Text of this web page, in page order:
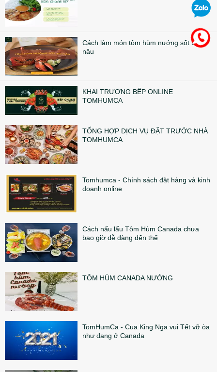
Cách làm món tôm hùm nướng sốt bơ
nâu
KHAI TRƯƠNG BẾP ONLINE
TOMHUMCA
TỔNG HỢP DỊCH VỤ ĐẶT TRƯỚC NHÀ
TOMHUMCA
Tomhumca - Chính sách đặt hàng và kinh
doanh online
Cách nấu lẩu Tôm Hùm Canada chưa
bao giờ dễ dàng đến thế
TÔM HÙM CANADA NƯỚNG
TomHumCa - Cua King Nga vui Tết vỡ òa
như đang ở Canada